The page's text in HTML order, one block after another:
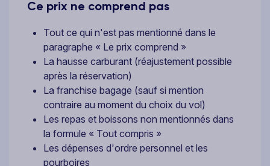
Ce prix ne comprend pas
Tout ce qui n'est pas mentionné dans le
paragraphe « Le prix comprend »
La hausse carburant (réajustement possible
après la réservation)
La franchise bagage (sauf si mention
contraire au moment du choix du vol)
Les repas et boissons non mentionnés dans
la formule « Tout compris »
Les dépenses d'ordre personnel et les
pourboires